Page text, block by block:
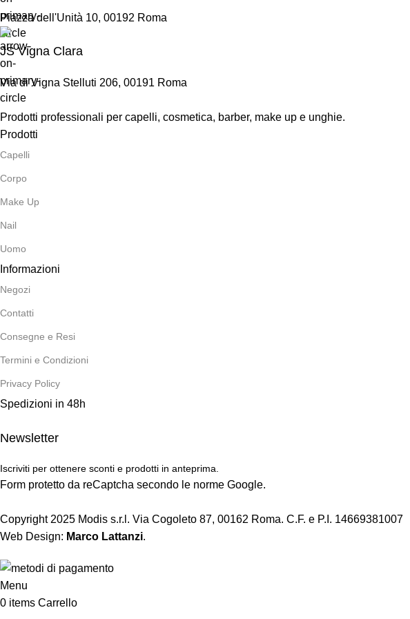
Piazza dell'Unità 10, 00192 Roma
JS Vigna Clara
Via di Vigna Stelluti 206, 00191 Roma
Prodotti professionali per capelli, cosmetica, barber, make up e unghie.
Prodotti
Capelli
Corpo
Make Up
Nail
Uomo
Informazioni
Negozi
Contatti
Consegne e Resi
Termini e Condizioni
Privacy Policy
Spedizioni in 48h
Newsletter
Iscriviti per ottenere sconti e prodotti in anteprima.
Form protetto da reCaptcha secondo le norme Google.
Copyright 2025 Modis s.r.l. Via Cogoleto 87, 00162 Roma. C.F. e P.I. 14669381007
Web Design: Marco Lattanzi.
Menu
0 items Carrello